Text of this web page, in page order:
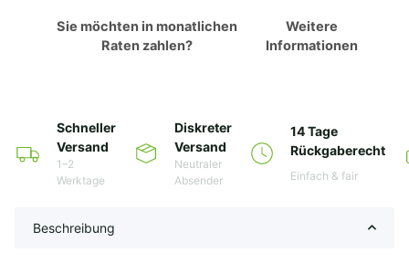
Sie möchten in monatlichen
Raten zahlen?
Weitere
Informationen
Schneller
Versand
1–2
Werktage
Diskreter
Versand
Neutraler
Absender
14 Tage
Rückgaberecht
Einfach & fair
Beschreibung